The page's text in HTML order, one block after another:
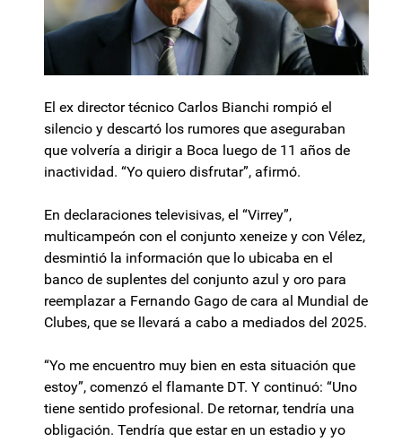
El ex director técnico Carlos Bianchi rompió el
silencio y descartó los rumores que aseguraban
que volvería a dirigir a Boca luego de 11 años de
inactividad. “Yo quiero disfrutar”, afirmó.
En declaraciones televisivas, el “Virrey”,
multicampeón con el conjunto xeneize y con Vélez,
desmintió la información que lo ubicaba en el
banco de suplentes del conjunto azul y oro para
reemplazar a Fernando Gago de cara al Mundial de
Clubes, que se llevará a cabo a mediados del 2025.
“Yo me encuentro muy bien en esta situación que
estoy”, comenzó el flamante DT. Y continuó: “Uno
tiene sentido profesional. De retornar, tendría una
obligación. Tendría que estar en un estadio y yo